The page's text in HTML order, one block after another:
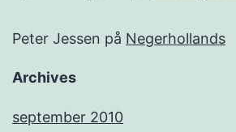
Peter Jessen på Negerhollands
Archives
september 2010